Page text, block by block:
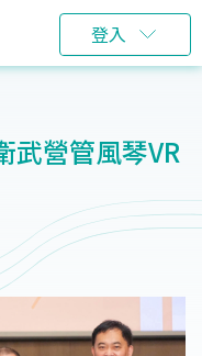
登入
武營管風琴VR